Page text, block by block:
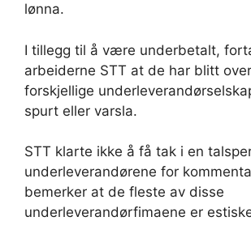
lønna.
I tillegg til å være underbetalt,
arbeiderne STT at de har blitt
forskjellige
spurt eller varsla.
STT klarte ikke å få tak i en
underleverandørene for
bemerker at de fleste av disse
underleverandørfimaene er